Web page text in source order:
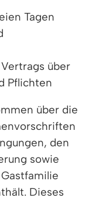
Tagen
über
Pflichten
über die
den
sowie
Dieses